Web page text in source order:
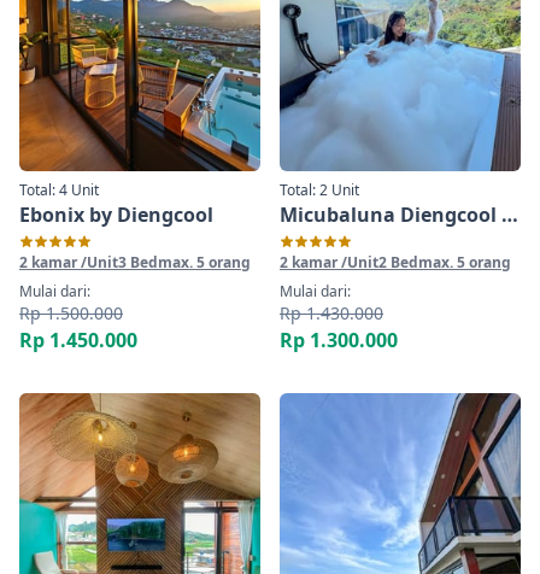
Total: 4 Unit
Ebonix by Diengcool
2 kamar /Unit3 Bedmax. 5 orang
Mulai dari:
Rp 1.500.000
Rp 1.450.000
Total: 2 Unit
Micubaluna Diengcool ~ Villa Jakuzi Hot Water view sindoro
2 kamar /Unit2 Bedmax. 5 orang
Mulai dari:
Rp 1.430.000
Rp 1.300.000